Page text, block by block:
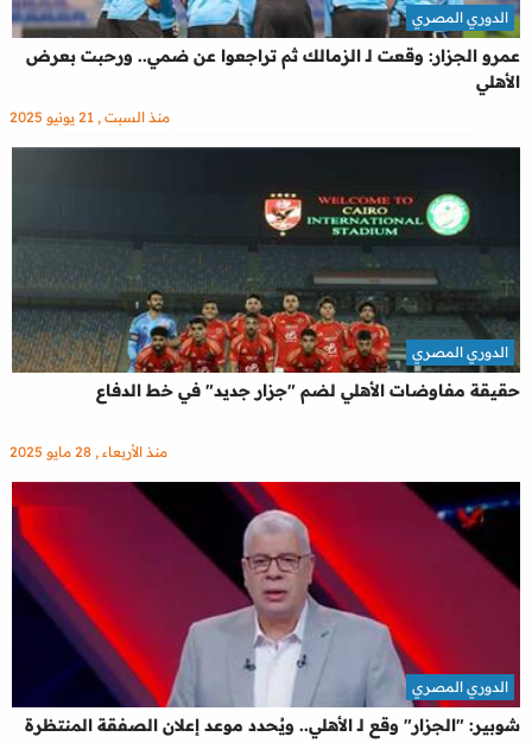
عمرو الجزار: وقعت لـ الزمالك ثم تراجعوا عن ضمي.. ورحبت بعرض
الأهلي
الدوري المصري
منذ السبت , 21 يونيو 2025
حقيقة مفاوضات الأهلي لضم "جزار جديد" في خط الدفاع
الدوري المصري
منذ الأربعاء , 28 مايو 2025
شوبير: "الجزار" وقع لـ الأهلي.. ويُحدد موعد إعلان الصفقة المنتظرة
الدوري المصري